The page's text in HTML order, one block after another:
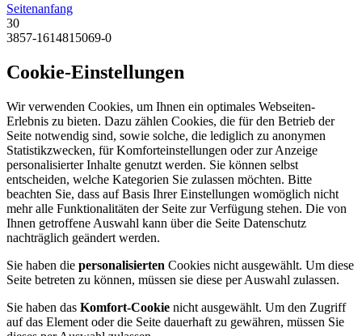
Seitenanfang
30
3857-1614815069-0
Cookie-Einstellungen
Wir verwenden Cookies, um Ihnen ein optimales Webseiten-
Erlebnis zu bieten. Dazu zählen Cookies, die für den Betrieb der
Seite notwendig sind, sowie solche, die lediglich zu anonymen
Statistikzwecken, für Komforteinstellungen oder zur Anzeige
personalisierter Inhalte genutzt werden. Sie können selbst
entscheiden, welche Kategorien Sie zulassen möchten. Bitte
beachten Sie, dass auf Basis Ihrer Einstellungen womöglich nicht
mehr alle Funktionalitäten der Seite zur Verfügung stehen. Die von
Ihnen getroffene Auswahl kann über die Seite Datenschutz
nachträglich geändert werden.
Sie haben die personalisierten Cookies nicht ausgewählt. Um diese
Seite betreten zu können, müssen sie diese per Auswahl zulassen.
Sie haben das Komfort-Cookie nicht ausgewählt. Um den Zugriff
auf das Element oder die Seite dauerhaft zu gewähren, müssen Sie